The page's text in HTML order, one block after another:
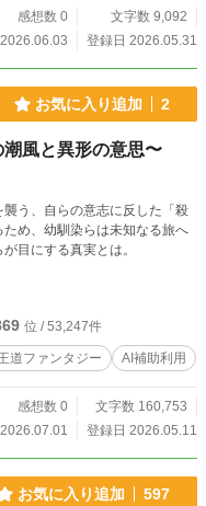
感想数 0
文字数 9,092
登録日 2026.05.31
お気に入り追加 2
風と異形の意思〜
う、自らの意志に反した「殺
め、幼馴染らは未知なる旅へ
目にする真実とは。
位 / 53,247件
道ファンタジー AI補助利用
感想数 0
文字数 160,753
登録日 2026.05.11
お気に入り追加 597